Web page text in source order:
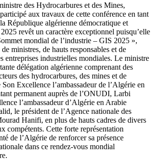
des Hydrocarbures et des Mines,
aux travaux de cette conférence en tant
République algérienne démocratique et
revêt un caractère exceptionnel puisqu’elle
mondial de l’industrie – GIS 2025 »,
ministres, de hauts responsables et de
entreprises industrielles mondiales. Le ministre
délégation algérienne comprenant des
des hydrocarbures, des mines et de
Excellence l’ambassadeur de l’Algérie en
permanent auprès de l’ONUDI, Larbi
l’ambassadeur d’Algérie en Arabie
le président de l’Agence nationale des
Hanifi, en plus de hauts cadres de divers
compétents. Cette forte représentation
de l’Algérie de renforcer sa présence
dans ce rendez-vous mondial